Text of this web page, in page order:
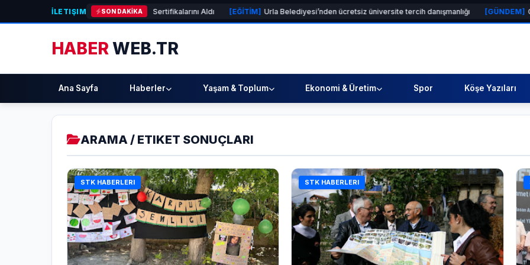
İLETIŞIM SON DAKİKA
Yüzücüleri Sertifikalarını Aldı [EĞİTİM] Urla Belediyesi’nden ücretsiz üniversite tercih danışmanlığı [GÜNDEM] Çocuklar boyadı, bir
HABERWEB.TR
Ana Sayfa Haberler Yaşam & Toplum Ekonomi & Üretim Spor Köşe Yazıları
ARAMA / ETIKET SONUÇLARI
STK HABERLERI STK HABERLERI